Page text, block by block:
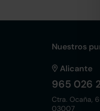
Nuestros
Alicante
965 026
Ctra. Ocaña,
03007